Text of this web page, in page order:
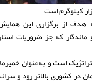
کیلوگرم است
هدف از برگزاری این
که جز ضروریات
است و به‌عنوان
در کشوری بالاتر رود و